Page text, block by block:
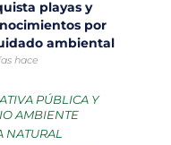
playas y
por
ambiental
hace
PÚBLICA Y
AMBIENTE
NATURAL